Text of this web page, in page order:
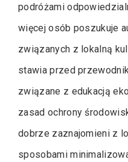
podróżami
więcej osób poszukuje
związanych z lokalną
stawia przed
związane z edukacją
zasad ochrony
dobrze zaznajomieni z
sposobami